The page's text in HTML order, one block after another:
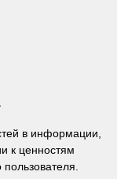
в информации,
к ценностям